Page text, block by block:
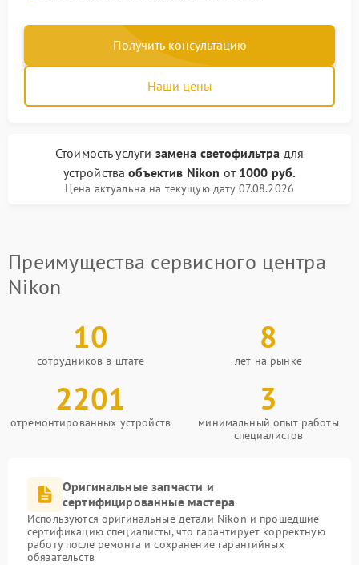
Получить консультацию
Наши цены
Стоимость услуги замена светофильтра для
устройстваобъектив Nikon от 1000 руб.
Цена актуальна на текущую дату 07.08.2026
Преимущества сервисного центра
Nikon
10
сотрудников в штате
8
лет на рынке
2201
отремонтированных устройств
3
минимальный опыт работы
специалистов
Оригинальные запчасти и
сертифицированные мастера
Используются оригинальные детали Nikon и прошедшие
сертификацию специалисты, что гарантирует корректную
работу после ремонта и сохранение гарантийных
обязательств